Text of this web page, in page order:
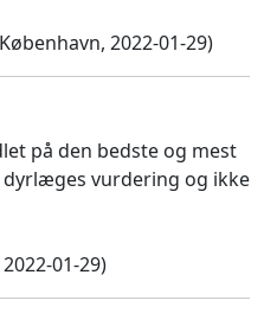
2022-01-29)
på den bedste og mest
vurdering og ikke
01-29)